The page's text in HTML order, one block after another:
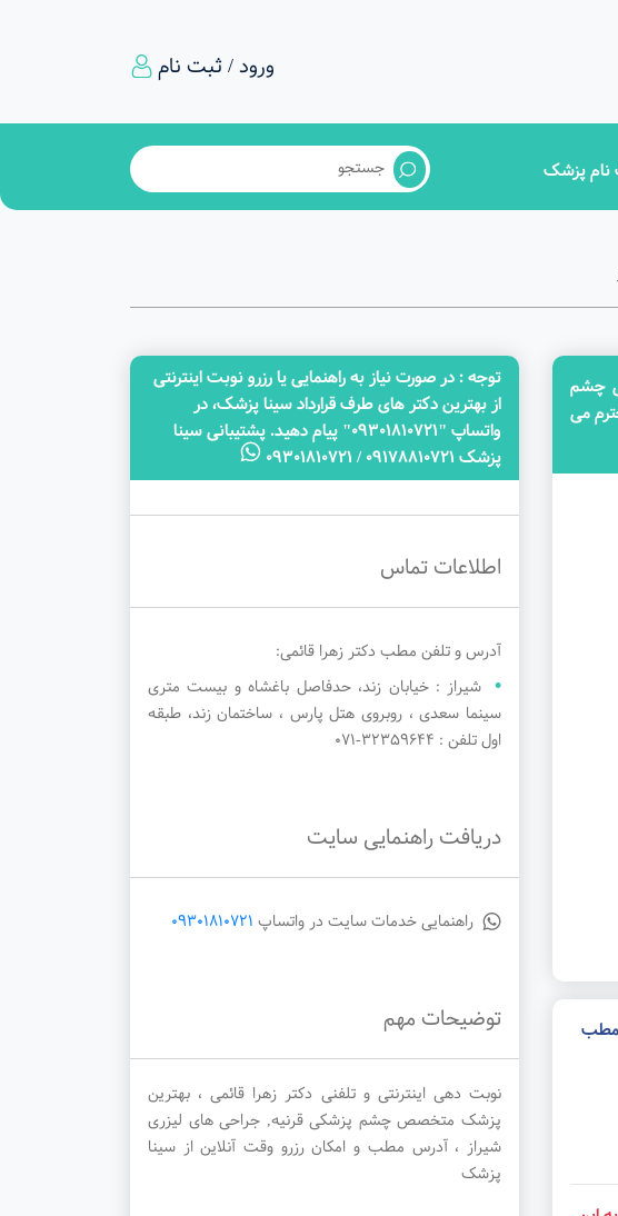
ورود / ثبت نام
نام پزشک
چشم
می
مطب
توجه‌ : در صورت نیاز به راهنمایی یا رزرو نوبت اینترنتی
از بهترین دکتر های طرف قرارداد سینا پزشک، در
واتساپ "09301810721" پیام دهید. پشتیبانی سینا
پزشک 09178810721 / 09301810721
اطلاعات تماس
آدرس و تلفن مطب دکتر زهرا قائمی:
شیراز : خیابان زند، حدفاصل باغشاه و بیست متری
سینما سعدی ، روبروی هتل پارس ، ساختمان زند، طبقه
اول تلفن : ۳۲۳۵۹۶۴۴-071
دریافت راهنمایی سایت
راهنمایی خدمات سایت در واتساپ 09301810721
توضیحات مهم
نوبت دهی اینترنتی و تلفنی دکتر زهرا قائمی ، بهترین
پزشک متخصص چشم پزشکی قرنیه, جراحی های لیزری
شیراز ، آدرس مطب و امکان رزرو وقت آنلاین از سینا
پزشک